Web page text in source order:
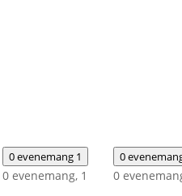
0 evenemang 1
0 evenemang, 1
0
0